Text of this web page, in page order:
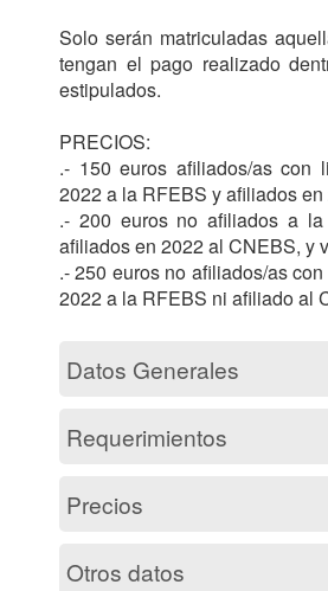
Solo serán matriculadas
tengan el pago realizado
estipulados.
PRECIOS:
.- 150 euros afiliados/as con
2022 a la RFEBS y afiliados
.- 200 euros no afiliados a
afiliados en 2022 al CNEBS, y
.- 250 euros no afiliados/as
Datos Generales
Requerimientos
Precios
Otros datos